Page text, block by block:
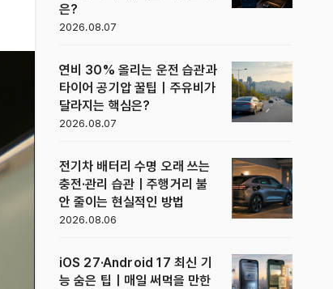
은?
2026.08.07
연비 30% 올리는 운전 습관과
타이어 공기압 꿀팁｜주유비가
달라지는 핵심은?
2026.08.07
전기차 배터리 수명 오래 쓰는
충전·관리 습관｜주행거리 불
안 줄이는 현실적인 방법
2026.08.06
iOS 27·Android 17 최신 기
능 숨은 팁｜매일 써먹을 만한